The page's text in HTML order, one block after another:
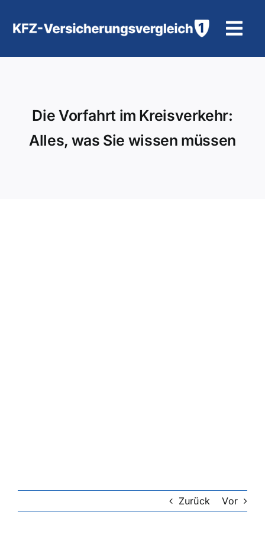
Inhalt
Hilfe und Kontakt
Die Vorfahrt im Kreisverkehr:
Alles, was Sie wissen müssen
Zurück Vor